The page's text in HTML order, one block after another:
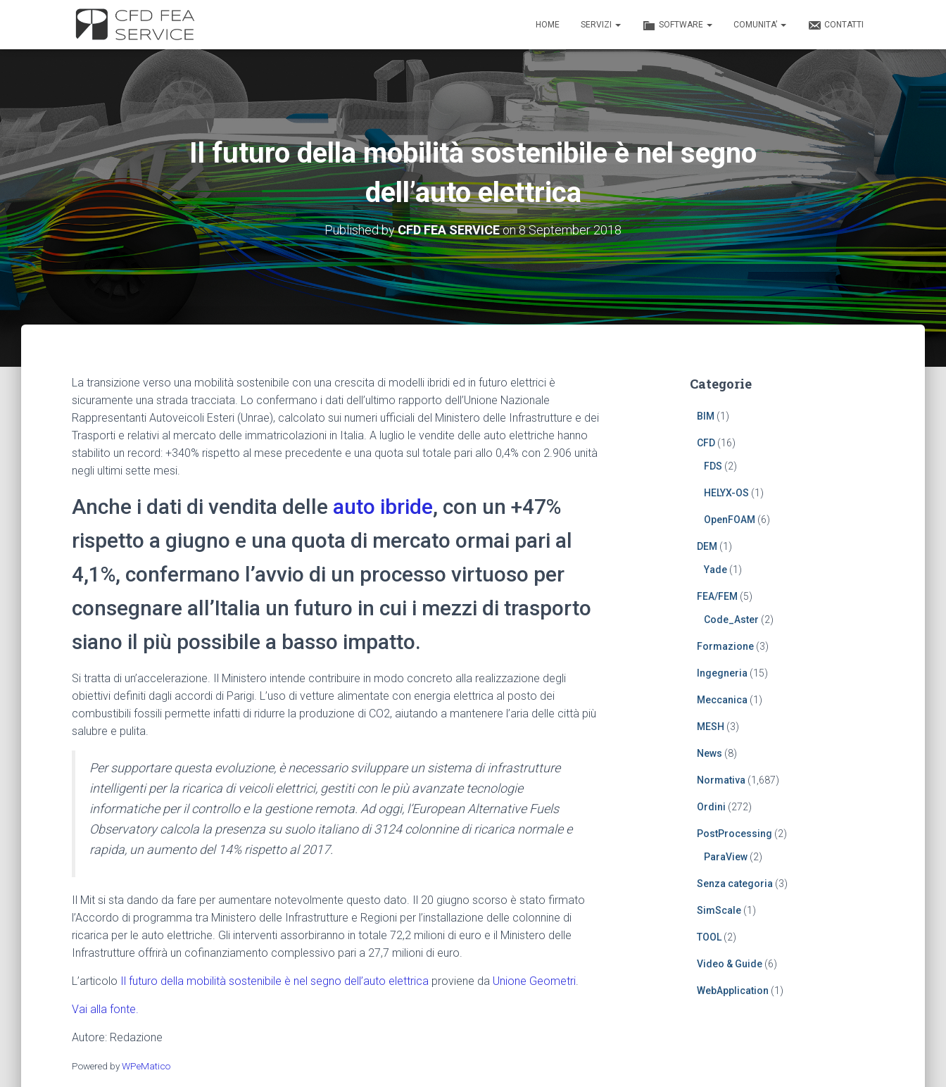
HOME SERVIZI SOFTWARE COMUNITA’ CONTATTI
Il futuro della mobilità sostenibile è nel segno
dell’auto elettrica
Published byCFD FEA SERVICEon8 September 2018
La transizione verso una mobilità sostenibile con una crescita di modelli ibridi ed in futuro elettrici è
sicuramente una strada tracciata. Lo confermano i dati dell’ultimo rapporto dell’Unione Nazionale
Rappresentanti Autoveicoli Esteri (Unrae), calcolato sui numeri ufficiali del Ministero delle Infrastrutture e dei
Trasporti e relativi al mercato delle immatricolazioni in Italia. A luglio le vendite delle auto elettriche hanno
stabilito un record: +340% rispetto al mese precedente e una quota sul totale pari allo 0,4% con 2.906 unità
negli ultimi sette mesi.
Anche i dati di vendita delle auto ibride, con un +47%
rispetto a giugno e una quota di mercato ormai pari al
4,1%, confermano l’avvio di un processo virtuoso per
consegnare all’Italia un futuro in cui i mezzi di trasporto
siano il più possibile a basso impatto.
Si tratta di un’accelerazione. Il Ministero intende contribuire in modo concreto alla realizzazione degli
obiettivi definiti dagli accordi di Parigi. L’uso di vetture alimentate con energia elettrica al posto dei
combustibili fossili permette infatti di ridurre la produzione di CO2, aiutando a mantenere l’aria delle città più
salubre e pulita.
Per supportare questa evoluzione, è necessario sviluppare un sistema di infrastrutture
intelligenti per la ricarica di veicoli elettrici, gestiti con le più avanzate tecnologie
informatiche per il controllo e la gestione remota. Ad oggi, l’European Alternative Fuels
Observatory calcola la presenza su suolo italiano di 3124 colonnine di ricarica normale e
rapida, un aumento del 14% rispetto al 2017.
Il Mit si sta dando da fare per aumentare notevolmente questo dato. Il 20 giugno scorso è stato firmato
l’Accordo di programma tra Ministero delle Infrastrutture e Regioni per l’installazione delle colonnine di
ricarica per le auto elettriche. Gli interventi assorbiranno in totale 72,2 milioni di euro e il Ministero delle
Infrastrutture offrirà un cofinanziamento complessivo pari a 27,7 milioni di euro.
L’articolo Il futuro della mobilità sostenibile è nel segno dell’auto elettrica proviene da Unione Geometri.
Vai alla fonte.
Autore: Redazione
Powered byWPeMatico
Categorie
BIM (1)
CFD(16)
FDS (2)
HELYX-OS (1)
OpenFOAM (6)
DEM (1)
Yade(1)
FEA/FEM (5)
Code_Aster (2)
Formazione(3)
Ingegneria (15)
Meccanica (1)
MESH (3)
News (8)
Normativa (1,687)
Ordini (272)
PostProcessing (2)
ParaView(2)
Senza categoria (3)
SimScale(1)
TOOL(2)
Video & Guide(6)
WebApplication (1)